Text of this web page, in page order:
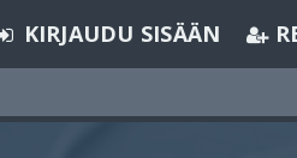
KIRJAUDU SISÄÄN